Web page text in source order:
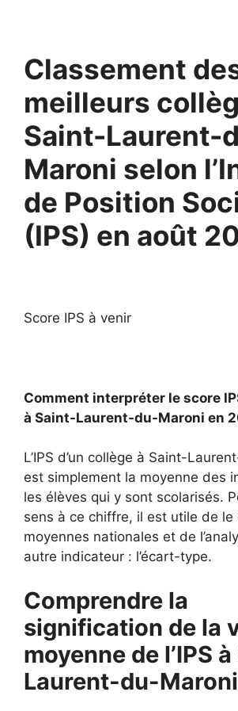
Classement
meilleurs
Saint-Laurent-
Maroni selon
de Position
(IPS) en août
Score IPS à venir
Comment interpréter le score
à Saint-Laurent-du-Maroni en
L’IPS d’un collège à Saint-
est simplement la moyenne des
les élèves qui y sont scolarisés.
sens à ce chiffre, il est utile de le
moyennes nationales et de
autre indicateur : l’écart-type.
Comprendre la
signification de la
moyenne de l’IPS
Laurent-du-Maroni